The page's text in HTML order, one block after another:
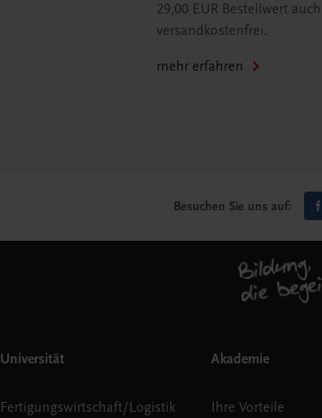
29,00 EUR Bestellwert auch
versandkostenfrei.
mehr erfahren
Besuchen Sie uns auf:
Universität
Fertigungswirtschaft/Logistik
Akademie
Ihre Vorteile